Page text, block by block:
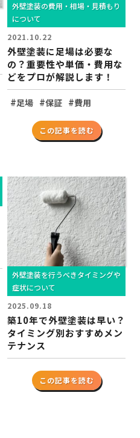
外壁塗装の費用・相場・見積もり
について
2021.10.22
外壁塗装に足場は必要な
の？重要性や単価・費用な
どをプロが解説します！
#足場 #保証 #費用
この記事を読む
外壁塗装を行うべきタイミングや
症状について
2025.09.18
築10年で外壁塗装は早い？
タイミング別おすすめメン
テナンス
この記事を読む